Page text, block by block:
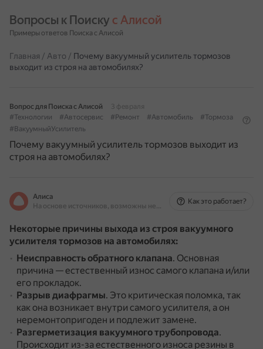
Вопросы к Поиску с Алисой
Примеры ответов Поиска с Алисой
Главная / Авто / Почему вакуумный усилитель тормозов
выходит из строя на автомобилях?
Вопрос для Поиска с Алисой
3 февраля
#Технологии
#Автосервис #Ремонт #Автомобиль
#Тормоза
#ВакуумныйУсилитель
Почему вакуумный усилитель тормозов выходит из
строя на автомобилях?
Алиса
На основе источников, возможны неточности
Как это работает?
Некоторые причины выхода из строя вакуумного
усилителя тормозов на автомобилях:
Неисправность обратного клапана. Основная
причина — естественный износ самого клапана и/или
его прокладок.
Разрыв диафрагмы. Это критическая поломка, так
как она возникает внутри самого усилителя, а он
неремонтопригоден и подлежит замене.
Разгерметизация вакуумного трубопровода.
Происходит из-за естественного износа резины в